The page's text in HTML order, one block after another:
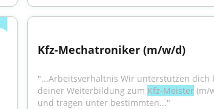
Kfz-Mechatroniker (m/w/d)
"...Arbeitsverhältnis Wir unterstützen dich
deiner Weiterbildung zum Kfz-Meister (m/
und tragen unter bestimmten..."